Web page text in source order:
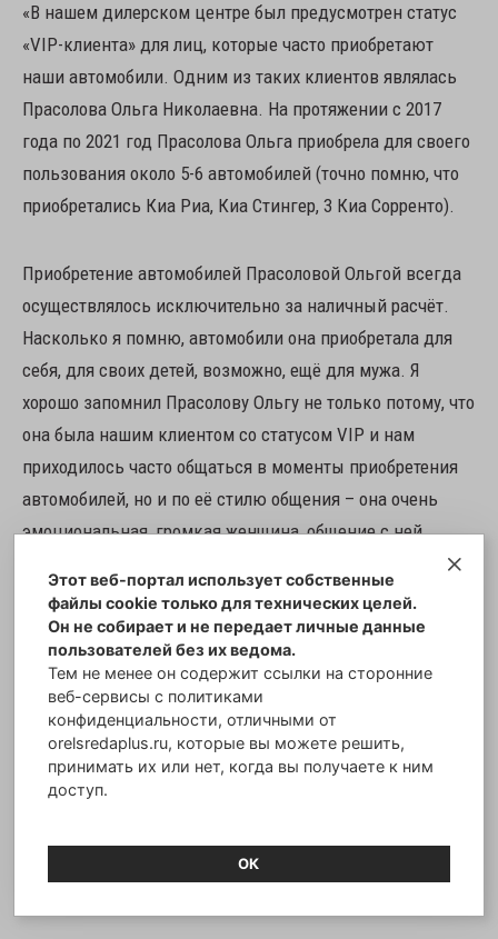
«В нашем дилерском центре был предусмотрен статус
«VIP-клиента» для лиц, которые часто приобретают
наши автомобили. Одним из таких клиентов являлась
Прасолова Ольга Николаевна. На протяжении с 2017
года по 2021 год Прасолова Ольга приобрела для своего
пользования около 5-6 автомобилей (точно помню, что
приобретались Киа Риа, Киа Стингер, 3 Киа Сорренто).
Приобретение автомобилей Прасоловой Ольгой всегда
осуществлялось исключительно за наличный расчёт.
Насколько я помню, автомобили она приобретала для
себя, для своих детей, возможно, ещё для мужа. Я
хорошо запомнил Прасолову Ольгу не только потому, что
она была нашим клиентом со статусом VIP и нам
приходилось часто общаться в моменты приобретения
автомобилей, но и по её стилю общения – она очень
эмоциональная, громкая женщина, общение с ней
Далее свидетель Станкевич рассказал, что Прасолова
рекомендовала салон и своим друзьям, и по её
рекомендациям им было продано порядка четырёх
автомобилей.
Итак, скромная дама, формально малообеспеченный
своей семьи 5-6 автомобилей одной фирмы, а кроме
Этот веб-портал использует собственные
файлы cookie только для технических целей.
Он не собирает и не передает личные данные
пользователей без их ведома.
Тем не менее он содержит ссылки на сторонние
веб-сервисы с политиками
конфиденциальности, отличными от
orelsredaplus.ru, которые вы можете решить,
принимать их или нет, когда вы получаете к ним
доступ.
ОК